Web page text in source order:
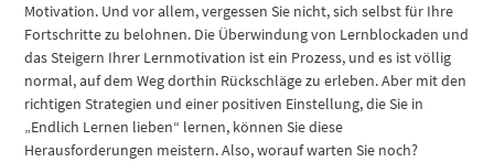
Motivation. Und vor allem, vergessen Sie nicht, sich selbst für Ihre
Fortschritte zu belohnen. Die Überwindung von Lernblockaden und
das Steigern Ihrer Lernmotivation ist ein Prozess, und es ist völlig
normal, auf dem Weg dorthin Rückschläge zu erleben. Aber mit den
richtigen Strategien und einer positiven Einstellung, die Sie in
„Endlich Lernen lieben“ lernen, können Sie diese
Herausforderungen meistern. Also, worauf warten Sie noch?